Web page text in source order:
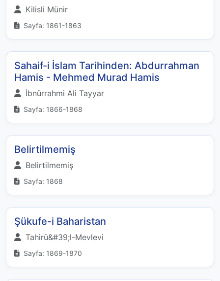
Kilisli Münir
Sayfa: 1861-1863
Sahaif-i İslam Tarihinden: Abdurrahman
Hamis - Mehmed Murad Hamis
İbnürrahmi Ali Tayyar
Sayfa: 1866-1868
Belirtilmemiş
Belirtilmemiş
Sayfa: 1868
Şükufe-i Baharistan
Tahirü&#39;l-Mevlevi
Sayfa: 1869-1870